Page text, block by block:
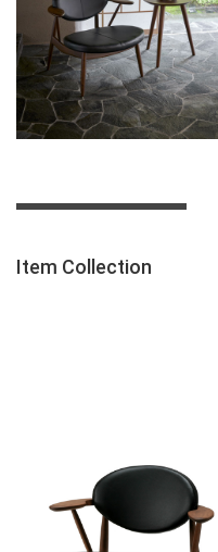
Item Collection